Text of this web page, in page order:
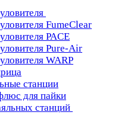
FumeClear
PACE
Pure-Air
WARP
станции
для пайки
станций